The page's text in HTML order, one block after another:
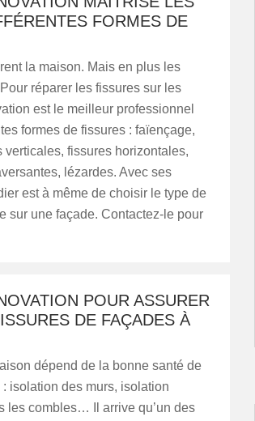
FORMES DE
la maison. Mais en plus les
réparer les fissures sur les
est le meilleur professionnel
formes de fissures : faïençage,
fissures horizontales,
lézardes. Avec ses
est à même de choisir le type de
sur une façade. Contactez-le pour
POUR ASSURER
DE FAÇADES À
dépend de la bonne santé de
isolation des murs, isolation
les combles… Il arrive qu’un des